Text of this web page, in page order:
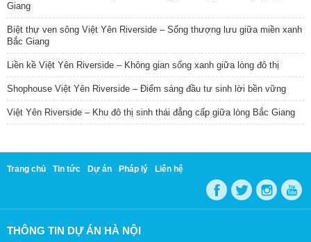
Giang
Biệt thự ven sông Việt Yên Riverside – Sống thượng lưu giữa miền xanh
Bắc Giang
Liền kề Việt Yên Riverside – Không gian sống xanh giữa lòng đô thị
Shophouse Việt Yên Riverside – Điểm sáng đầu tư sinh lời bền vững
Việt Yên Riverside – Khu đô thị sinh thái đẳng cấp giữa lòng Bắc Giang
Trang chủ Tin tức Dự án Pháp lý Liên hệ
THÔNG TIN DỰ ÁN HÀ NỘI